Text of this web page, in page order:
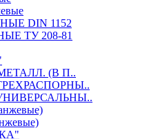
DIN 1152
ТУ 208-81
(В П..